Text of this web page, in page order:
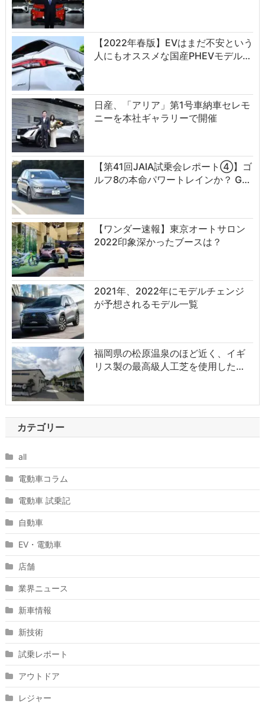
【2022年春版】EVはまだ不安という
人にもオススメな国産PHEVモデル…
日産、「アリア」第1号車納車セレモ
ニーを本社ギャラリーで開催
【第41回JAIA試乗会レポート④】ゴ
ルフ8の本命パワートレインか？ G…
【ワンダー速報】東京オートサロン
2022印象深かったブースは？
2021年、2022年にモデルチェンジ
が予想されるモデル一覧
福岡県の松原温泉のほど近く、イギ
リス製の最高級人工芝を使用した…
カテゴリー
all
電動車コラム
電動車 試乗記
自動車
EV・電動車
店舗
業界ニュース
新車情報
新技術
試乗レポート
アウトドア
レジャー